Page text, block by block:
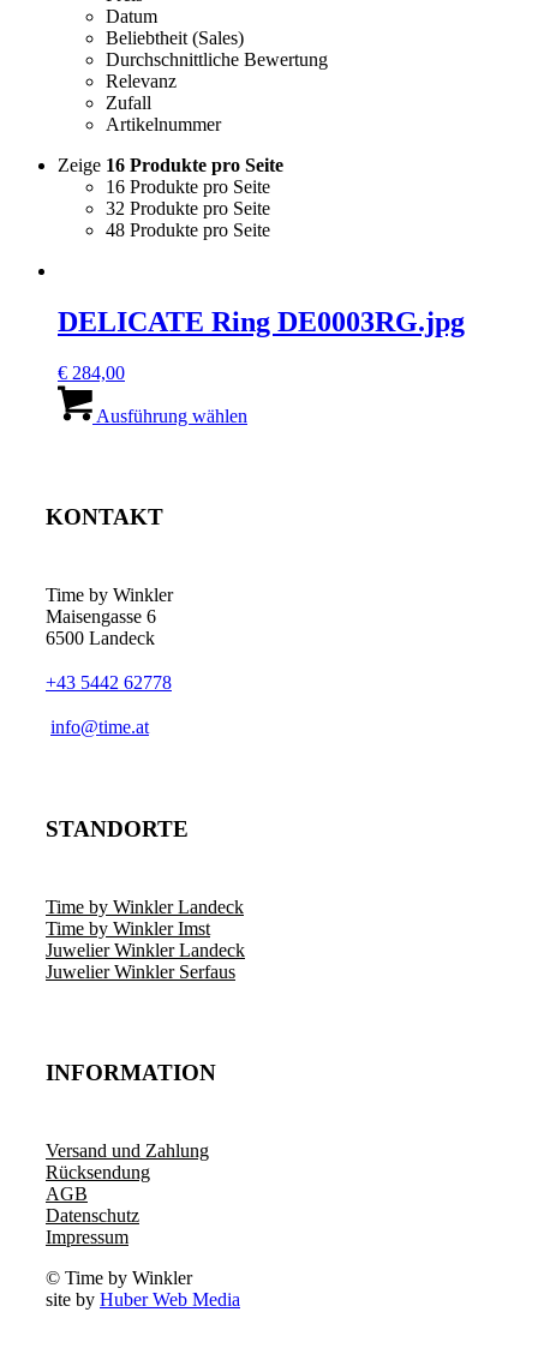
Datum
Beliebtheit (Sales)
Durchschnittliche Bewertung
Relevanz
Zufall
Artikelnummer
Zeige 16 Produkte pro Seite
16 Produkte pro Seite
32 Produkte pro Seite
48 Produkte pro Seite
DELICATE Ring DE0003RG.jpg
€ 284,00
Ausführung wählen
KONTAKT
Time by Winkler
Maisengasse 6
6500 Landeck
+43 5442 62778
­info@time.at
STANDORTE
Time by Winkler Landeck
Time by Winkler Imst
Juwelier Winkler Landeck
Juwelier Winkler Serfaus
INFORMATION
Versand und Zahlung
Rücksendung
AGB
Datenschutz
Impressum
© Time by Winkler
site by Huber Web Media